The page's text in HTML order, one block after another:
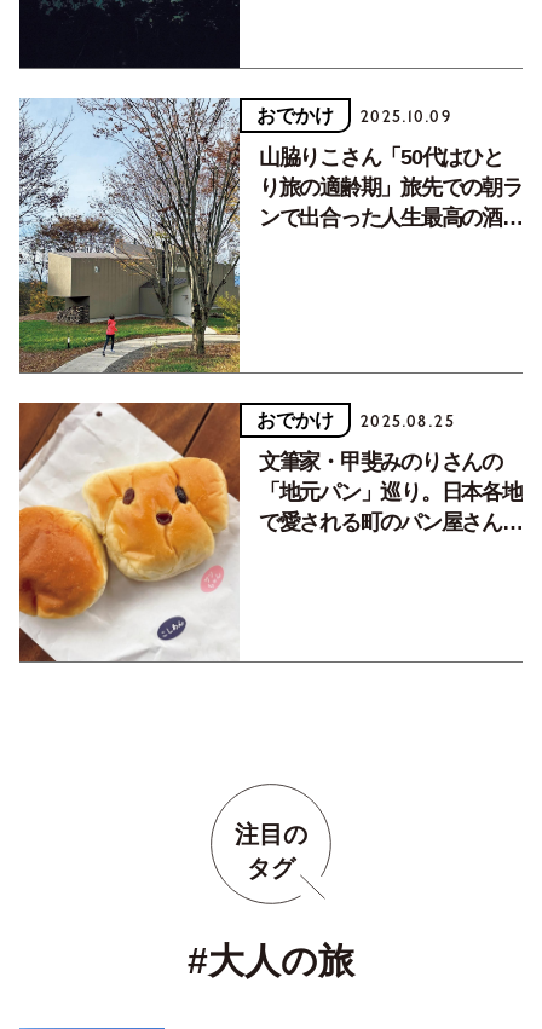
おでかけ 2025.10.09
山脇りこさん「50代はひと
り旅の適齢期」旅先での朝ラ
ンで出合った人生最高の酒饅
おでかけ 2025.08.25
文筆家・甲斐みのりさんの
「地元パン」巡り。日本各地
で愛される町のパン屋さんの
注目の
タグ
#大人の旅